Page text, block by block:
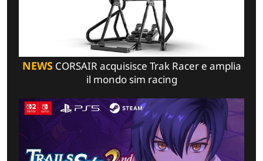
NEWSCORSAIR acquisisce Trak Racer e amplia
il mondo sim racing